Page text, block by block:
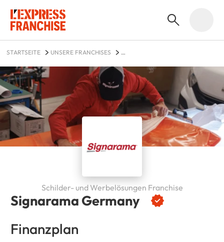
STARTSEITE
UNSERE FRANCHISES
Signarama Germany
Schilder- und Werbelösungen Franchise
Finanzplan